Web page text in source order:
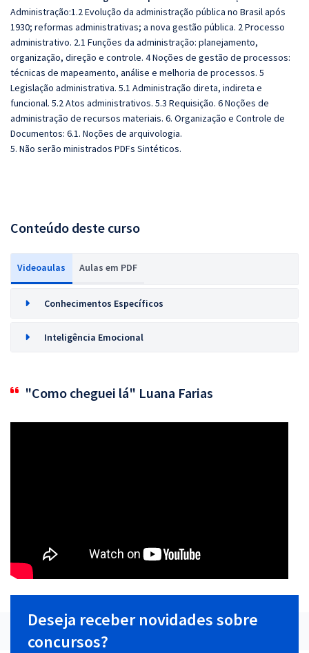
Administração:1.2 Evolução da administração pública no Brasil após
1930; reformas administrativas; a nova gestão pública. 2 Processo
administrativo. 2.1 Funções da administração: planejamento,
organização, direção e controle. 4 Noções de gestão de processos:
técnicas de mapeamento, análise e melhoria de processos. 5
Legislação administrativa. 5.1 Administração direta, indireta e
funcional. 5.2 Atos administrativos. 5.3 Requisição. 6 Noções de
administração de recursos materiais. 6. Organização e Controle de
Documentos: 6.1. Noções de arquivologia.
5. Não serão ministrados PDFs Sintéticos.
Conteúdo deste curso
Videoaulas Aulas em PDF
Conhecimentos Específicos
Inteligência Emocional
"Como cheguei lá" Luana Farias
Deseja receber novidades sobre
concursos?